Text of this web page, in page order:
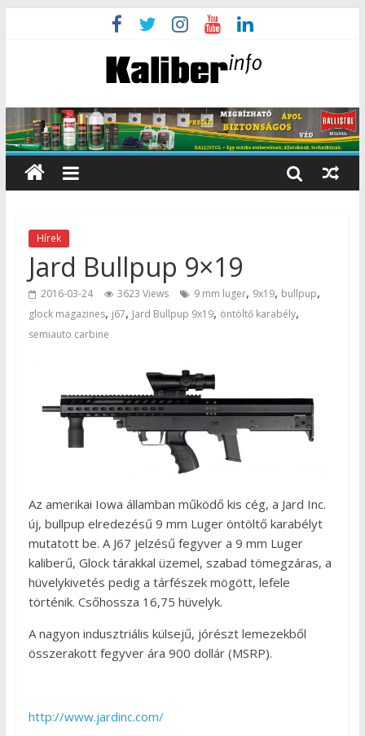
Hírek
Jard Bullpup 9×19
2016-03-24 3623 Views 9 mm luger, 9x19, bullpup,
glock magazines, j67, Jard Bullpup 9x19, öntöltő karabély,
semiauto carbine
Az amerikai Iowa államban működő kis cég, a Jard Inc.
új, bullpup elredezésű 9 mm Luger öntöltő karabélyt
mutatott be. A J67 jelzésű fegyver a 9 mm Luger
kaliberű, Glock tárakkal üzemel, szabad tömegzáras, a
hüvelykivetés pedig a tárfészek mögött, lefele
történik. Csőhossza 16,75 hüvelyk.
A nagyon indusztriális külsejű, jórészt lemezekből
összerakott fegyver ára 900 dollár (MSRP).
http://www.jardinc.com/